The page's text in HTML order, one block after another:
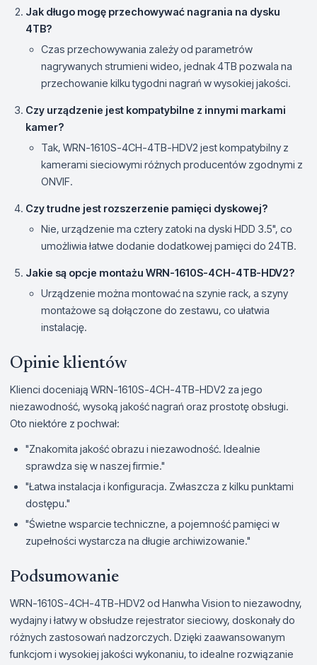
Jak długo mogę przechowywać nagrania na dysku
4TB?
Czas przechowywania zależy od parametrów
nagrywanych strumieni wideo, jednak 4TB pozwala na
przechowanie kilku tygodni nagrań w wysokiej jakości.
Czy urządzenie jest kompatybilne z innymi markami
kamer?
Tak, WRN-1610S-4CH-4TB-HDV2 jest kompatybilny z
kamerami sieciowymi różnych producentów zgodnymi z
ONVIF.
Czy trudne jest rozszerzenie pamięci dyskowej?
Nie, urządzenie ma cztery zatoki na dyski HDD 3.5", co
umożliwia łatwe dodanie dodatkowej pamięci do 24TB.
Jakie są opcje montażu WRN-1610S-4CH-4TB-HDV2?
Urządzenie można montować na szynie rack, a szyny
montażowe są dołączone do zestawu, co ułatwia
instalację.
Opinie klientów
Klienci doceniają WRN-1610S-4CH-4TB-HDV2 za jego
niezawodność, wysoką jakość nagrań oraz prostotę obsługi.
Oto niektóre z pochwał:
"Znakomita jakość obrazu i niezawodność. Idealnie
sprawdza się w naszej firmie."
"Łatwa instalacja i konfiguracja. Zwłaszcza z kilku punktami
dostępu."
"Świetne wsparcie techniczne, a pojemność pamięci w
zupełności wystarcza na długie archiwizowanie."
Podsumowanie
WRN-1610S-4CH-4TB-HDV2 od Hanwha Vision to niezawodny,
wydajny i łatwy w obsłudze rejestrator sieciowy, doskonały do
różnych zastosowań nadzorczych. Dzięki zaawansowanym
funkcjom i wysokiej jakości wykonaniu, to idealne rozwiązanie